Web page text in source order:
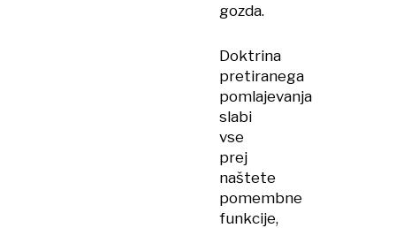
gozda.
Doktrina
pretiranega
pomlajevanja
slabi
vse
prej
naštete
pomembne
funkcije,